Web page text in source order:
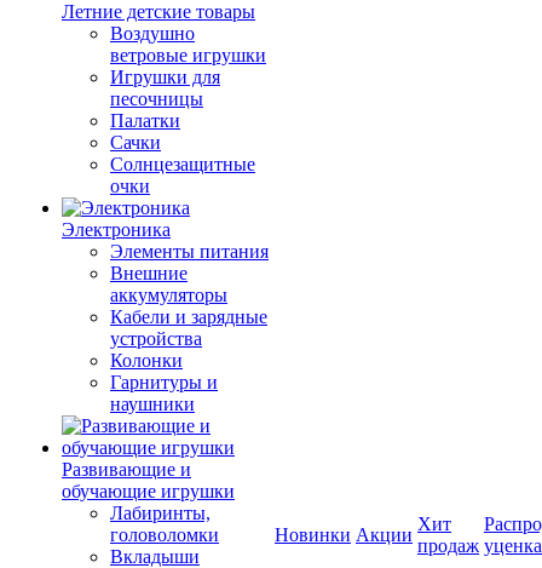
Летние детские товары
Воздушно
ветровые игрушки
Игрушки для
песочницы
Палатки
Сачки
Солнцезащитные
очки
Электроника
Элементы питания
Внешние
аккумуляторы
Кабели и зарядные
устройства
Колонки
Гарнитуры и
наушники
Развивающие и
обучающие игрушки
Лабиринты,
головоломки
Вкладыши
Новинки Акции
Хит
продаж уценка